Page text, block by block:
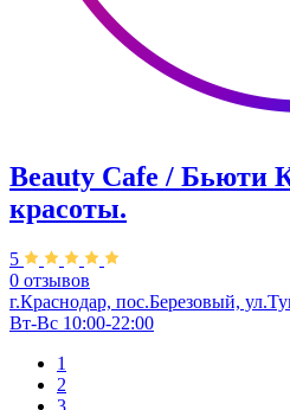
Beauty Cafe / Бьюти
красоты.
5
0 отзывов
г.Краснодар, пос.Березовый,
Вт-Вс 10:00-22:00
1
2
3